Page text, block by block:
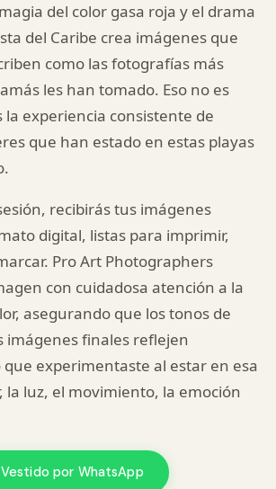
del color gasa roja y el drama
del Caribe crea imágenes que
como las fotografías más
les han tomado. Eso no es
experiencia consistente de
que han estado en estas playas
recibirás tus imágenes
digital, listas para imprimir,
Pro Art Photographers
con cuidadosa atención a la
asegurando que los tonos de
imágenes finales reflejen
experimentaste al estar en esa
la luz, el movimiento, la emoción
por WhatsApp